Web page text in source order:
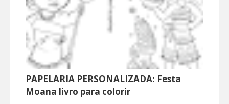
PAPELARIA PERSONALIZADA: Festa
Moana livro para colorir